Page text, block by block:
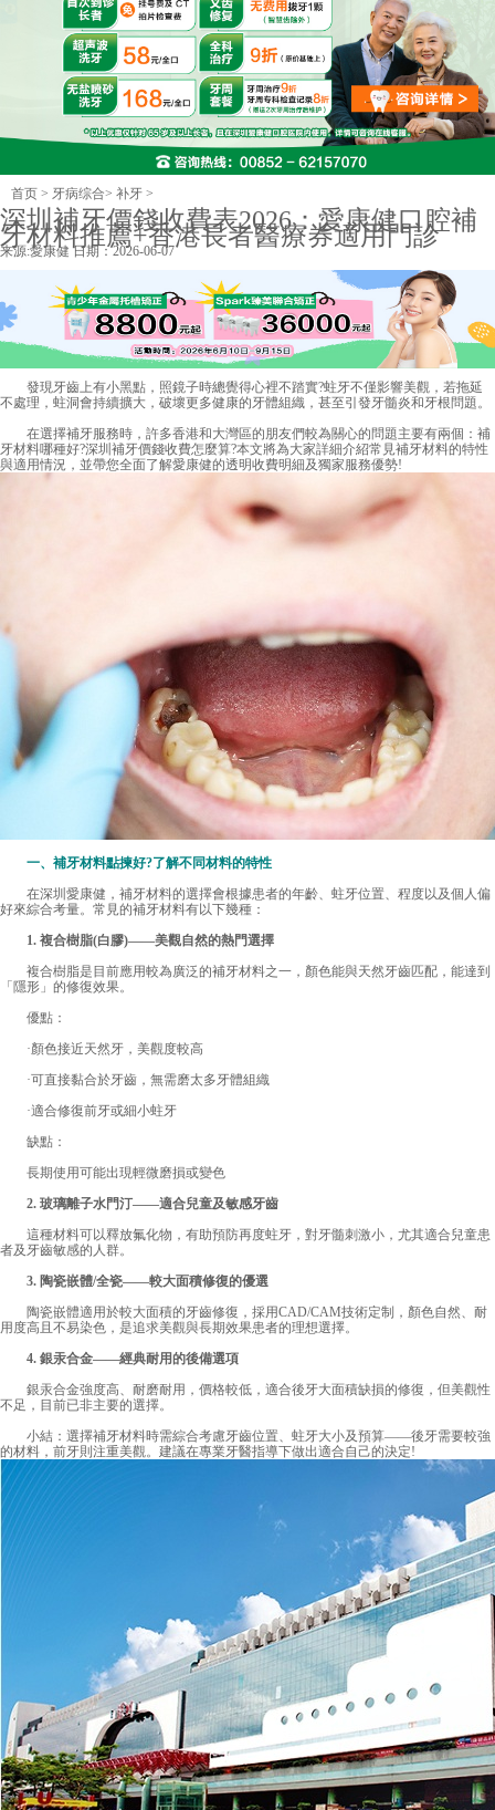
首页 > 牙病综合> 补牙 >
深圳補牙價錢收費表2026：愛康健口腔補
牙材料推薦+香港長者醫療券適用門診
来源:愛康健 日期：2026-06-07
發現牙齒上有小黑點，照鏡子時總覺得心裡不踏實?蛀牙不僅影響美觀，若拖延
不處理，蛀洞會持續擴大，破壞更多健康的牙體組織，甚至引發牙髓炎和牙根問題。
在選擇補牙服務時，許多香港和大灣區的朋友們較為關心的問題主要有兩個：補
牙材料哪種好?深圳補牙價錢收費怎麼算?本文將為大家詳細介紹常見補牙材料的特性
與適用情況，並帶您全面了解愛康健的透明收費明細及獨家服務優勢!
一、補牙材料點揀好?了解不同材料的特性
在深圳愛康健，補牙材料的選擇會根據患者的年齡、蛀牙位置、程度以及個人偏
好來綜合考量。常見的補牙材料有以下幾種：
1. 複合樹脂(白膠)——美觀自然的熱門選擇
複合樹脂是目前應用較為廣泛的補牙材料之一，顏色能與天然牙齒匹配，能達到
「隱形」的修復效果。
優點：
·顏色接近天然牙，美觀度較高
·可直接黏合於牙齒，無需磨太多牙體組織
·適合修復前牙或細小蛀牙
缺點：
長期使用可能出現輕微磨損或變色
2. 玻璃離子水門汀——適合兒童及敏感牙齒
這種材料可以釋放氟化物，有助預防再度蛀牙，對牙髓刺激小，尤其適合兒童患
者及牙齒敏感的人群。
3. 陶瓷嵌體/全瓷——較大面積修復的優選
陶瓷嵌體適用於較大面積的牙齒修復，採用CAD/CAM技術定制，顏色自然、耐
用度高且不易染色，是追求美觀與長期效果患者的理想選擇。
4. 銀汞合金——經典耐用的後備選項
銀汞合金強度高、耐磨耐用，價格較低，適合後牙大面積缺損的修復，但美觀性
不足，目前已非主要的選擇。
小結：選擇補牙材料時需綜合考慮牙齒位置、蛀牙大小及預算——後牙需要較強
的材料，前牙則注重美觀。建議在專業牙醫指導下做出適合自己的決定!